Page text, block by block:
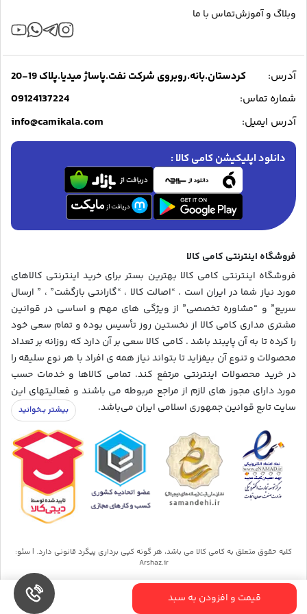
قیمت و افزودن به سبد
وبلاگ و آموزشتماس با ما
آدرس:
کردستان.بانه.روبروی شرکت نفت.پاساژ میدیا.پلاک 19-20
شماره تماس:
09124137224
آدرس ایمیل: info@camikala.com
دانلود اپلیکیشن کامی کالا :
فروشگاه اینترنتی کامی کالا
فروشگاه اینترنتی کامی کالا بهترین بستر برای خرید اینترنتی کالاهای
مورد نیاز شما در ایران است . “اصالت کالا ، “گارانتی بازگشت” ، ” ارسال
سریع” و “مشاوره تخصصی” از ویژگی های مهم و اساسی در قوانین
مشتری مداری کامی کالا از نخستین روز تأسیس بوده و تمام سعی خود
را کرده تا به آن پایبند باشد . کامی کالا سعی بر آن دارد که روزانه بر تعداد
محصولات و تنوع آن بیفزاید تا بتواند نیاز همه ی افراد با هر نوع سلیقه را
در خرید محصولات اینترنتی مرتفع کند. تمامی کالاها و خدمات حسب
مورد دارای مجوز های لازم از مراجع مربوطه می باشند و فعالیتهای این
سایت تابع قوانین جمهوری اسلامی ایران می‌باشد.
کلیه حقوق متعلق به کامی کالا می باشد، هر گونه کپی برداری پیگرد قانونی دارد. | سئو:
Arshaz.ir